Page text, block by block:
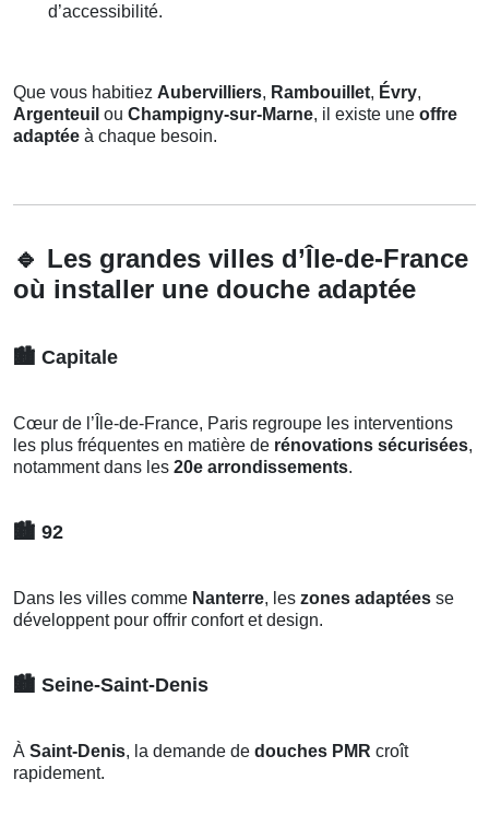
d’accessibilité.
Que vous habitiez Aubervilliers, Rambouillet, Évry,
Argenteuil ou Champigny-sur-Marne, il existe une offre
adaptée à chaque besoin.
🔹 Les grandes villes d’Île-de-France
où installer une douche adaptée
🏙️ Capitale
Cœur de l’Île-de-France, Paris regroupe les interventions
les plus fréquentes en matière de rénovations sécurisées,
notamment dans les 20e arrondissements.
🏙️ 92
Dans les villes comme Nanterre, les zones adaptées se
développent pour offrir confort et design.
🏙️ Seine-Saint-Denis
À Saint-Denis, la demande de douches PMR croît
rapidement.